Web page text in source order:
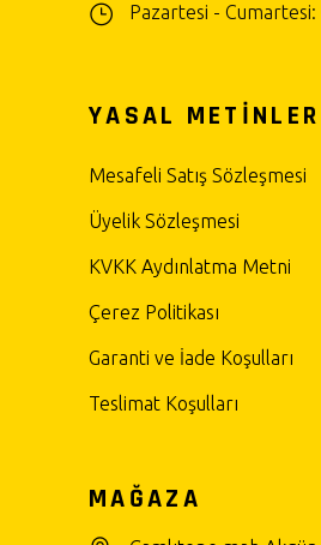
Pazartesi -
YASAL METİNLER
Mesafeli Satış Sözleşmesi
Üyelik Sözleşmesi
KVKK Aydınlatma Metni
Çerez Politikası
Garanti ve İade Koşulları
Teslimat Koşulları
MAĞAZA